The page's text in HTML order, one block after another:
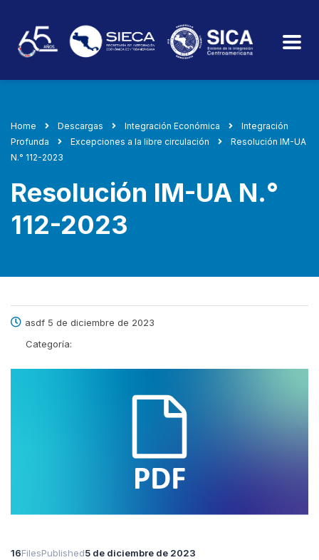
Home Descargas Integración Económica
Integración
Profunda
Excepciones a la libre circulación
Resolución IM-UA
N.° 112-2023
Resolución IM-UA N.°
112-2023
asdf 5 de diciembre de 2023
Categoría:
16FilesPublished5 de diciembre de 2023